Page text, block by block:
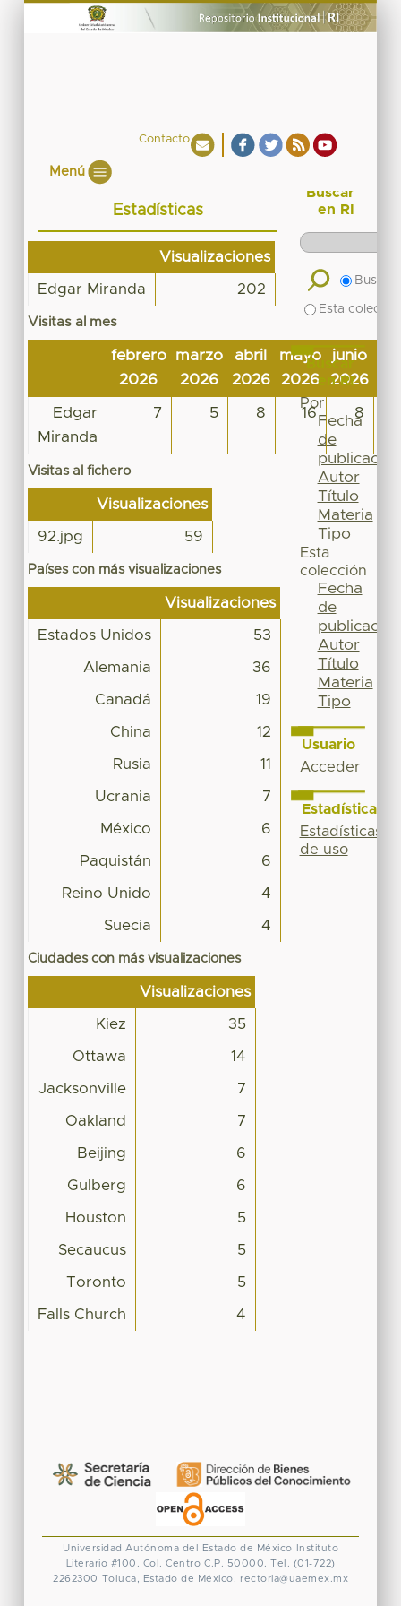
Contacto
Menú
Estadísticas
Visualizaciones
Edgar Miranda 202
Visitas al mes
febrero
2026
marzo
2026
abril
2026
mayo
2026
junio
2026
Edgar
Miranda
7 5 8 16 8
Visitas al fichero
Visualizaciones
92.jpg 59
Países con más visualizaciones
Visualizaciones
Estados Unidos 53
Alemania 36
Canadá 19
China 12
Rusia 11
Ucrania 7
México 6
Paquistán 6
Reino Unido 4
Suecia 4
Ciudades con más visualizaciones
Visualizaciones
Kiez 35
Ottawa 14
Jacksonville 7
Oakland 7
Beijing 6
Gulberg 6
Houston 5
Secaucus 5
Toronto 5
Falls Church 4
Buscar
en RI
Buscar
Esta
Buscar
en RI
Por
Fecha
de
publicación
Autor
Título
Materia
Tipo
Esta
colección
Fecha
de
publicación
Autor
Título
Materia
Tipo
Usuario
Acceder
Estadísticas
Estadísticas
de uso
Universidad Autónoma del Estado de México
Instituto
Literario #100. Col. Centro C.P. 50000. Tel. (01-722)
2262300 Toluca, Estado de México. rectoria@uaemex.mx